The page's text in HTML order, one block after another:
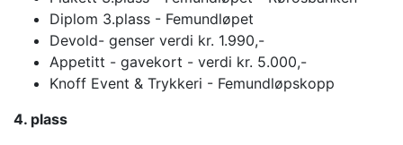
Diplom 3.plass - Femundløpet
Devold- genser verdi kr. 1.990,-
Appetitt - gavekort - verdi kr. 5.000,-
Knoff Event & Trykkeri - Femundløpskopp
4. plass